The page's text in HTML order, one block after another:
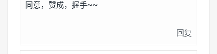
同意，赞成，握手~~
回复